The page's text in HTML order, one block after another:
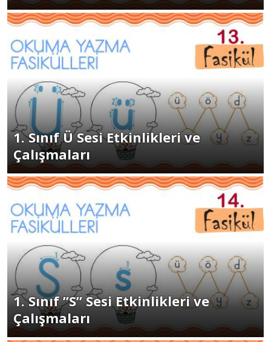
1. Sınıf Ü Sesi Etkinlikleri ve
Çalışmaları
1. Sınıf ”S” Sesi Etkinlikleri ve
Çalışmaları